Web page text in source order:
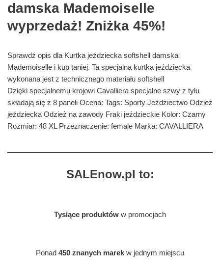
damska Mademoiselle
wyprzedaż! Zniżka 45%!
Sprawdź opis dla Kurtka jeździecka softshell damska
Mademoiselle i kup taniej. Ta specjalna kurtka jeździecka
wykonana jest z technicznego materiału softshell
Dzięki specjalnemu krojowi Cavalliera specjalne szwy z tyłu
składają się z 8 paneli Ocena: Tags: Sporty Jeździectwo Odzież
jeździecka Odzież na zawody Fraki jeździeckie Kolor: Czarny
Rozmiar: 48 XL Przeznaczenie: female Marka: CAVALLIERA
SALEnow.pl to:
Tysiące produktów w promocjach
Ponad 450 znanych marek w jednym miejscu